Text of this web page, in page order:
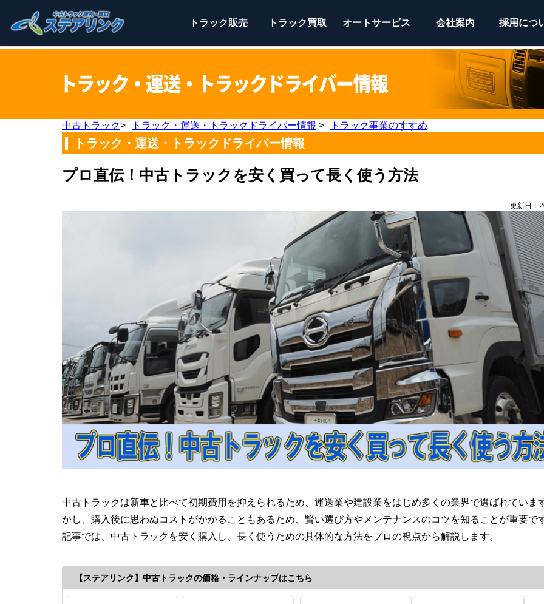
トラック販売 トラック買取 オートサービス 会社案内 採用につ
中古トラック> トラック・運送・トラックドライバー情報 > トラック事業のすすめ
トラック・運送・トラックドライバー情報
プロ直伝！中古トラックを安く買って長く使う方法
更新日：
中古トラックは新車と比べて初期費用を抑えられるため、運送業や建設業をはじめ多くの業界で選ばれていま
かし、購入後に思わぬコストがかかることもあるため、賢い選び方やメンテナンスのコツを知ることが重要で
記事では、中古トラックを安く購入し、長く使うための具体的な方法をプロの視点から解説します。
【ステアリンク】中古トラックの価格・ラインナップはこちら